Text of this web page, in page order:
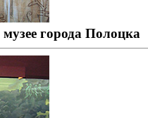
города Полоцка